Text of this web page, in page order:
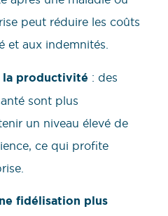
peut réduire les coûts
et aux indemnités.
la productivité : des
sont plus
un niveau élevé de
ce qui profite
fidélisation plus